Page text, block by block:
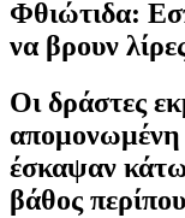
Φθιώτιδα:
να βρουν
Οι δράστες
απομονωμένη
έσκαψαν
βάθος